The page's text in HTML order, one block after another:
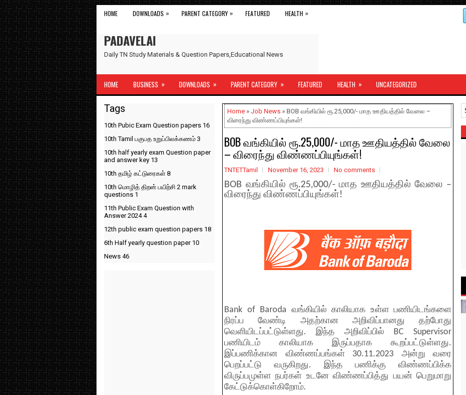
HOME DOWNLOADS » PARENT CATEGORY » FEATURED HEALTH »
PADAVELAI
Daily TN Study Materials & Question Papers,Educational News
HOME BUSINESS » DOWNLOADS » PARENT CATEGORY » FEATURED HEALTH » UNCATEGORIZED
Home » Job News » BOB வங்கியில் ரூ.25,000/- மாத ஊதியத்தில் வேலை –
விரைந்து விண்ணப்பியுங்கள்!
BOB வங்கியில் ரூ.25,000/- மாத ஊதியத்தில் வேலை
– விரைந்து விண்ணப்பியுங்கள்!
TNTETTamil November 16, 2023 No comments
BOB வங்கியில் ரூ.25,000/- மாத ஊதியத்தில் வேலை –
விரைந்து விண்ணப்பியுங்கள்!
Bank of Baroda வங்கியில் காலியாக உள்ள பணியிடங்களை
நிரப்ப வேண்டி அதற்கான அறிவிப்பானது தற்போது
வெளியிடப்பட்டுள்ளது. இந்த அறிவிப்பில் BC Supervisor
பணியிடம் காலியாக இருப்பதாக கூறப்பட்டுள்ளது.
இப்பணிக்கான விண்ணப்பங்கள் 30.11.2023 அன்று வரை
பெறப்பட்டு வருகிறது. இந்த பணிக்கு விண்ணப்பிக்க
விருப்பமுள்ள நபர்கள் உடனே விண்ணப்பித்து பயன் பெறுமாறு
கேட்டுக்கொள்கிறோம்.
Tags
10th Pubic Exam Question papers 16
10th Tamil பகுபத உறுப்பிலக்கணம் 3
10th half yearly exam Question paper
and answer key 13
10th தமிழ் கட்டுரைகள் 8
10th மொழித் திறன் பயிற்சி 2 mark
questions 1
11th Public Exam Question with
Answer 20244
12th public exam question papers 18
6th Half yearly question paper 10
News 46